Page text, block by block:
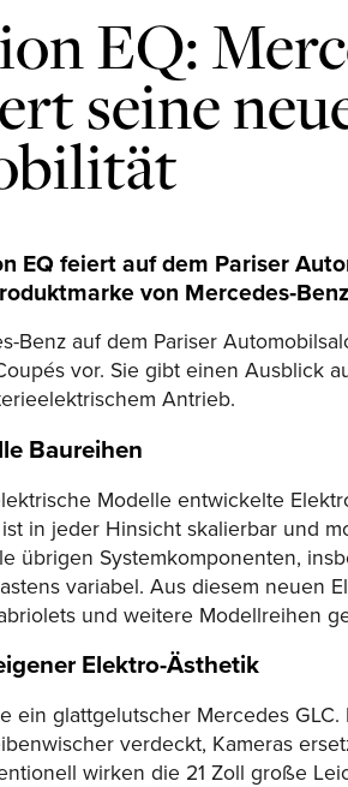
EQ:
seine
EQ feiert auf dem Pariser
von
Benz auf dem Pariser
vor. Sie gibt einen Ausblick
Antrieb.
Baureihen
Modelle entwickelte
ist in jeder Hinsicht skalierbar und
übrigen Systemkomponenten,
variabel. Aus diesem neuen
und weitere Modellreihen
Elektro-Ästhetik
ein glattgelutscher Mercedes
verdeckt, Kameras
wirken die 21 Zoll große